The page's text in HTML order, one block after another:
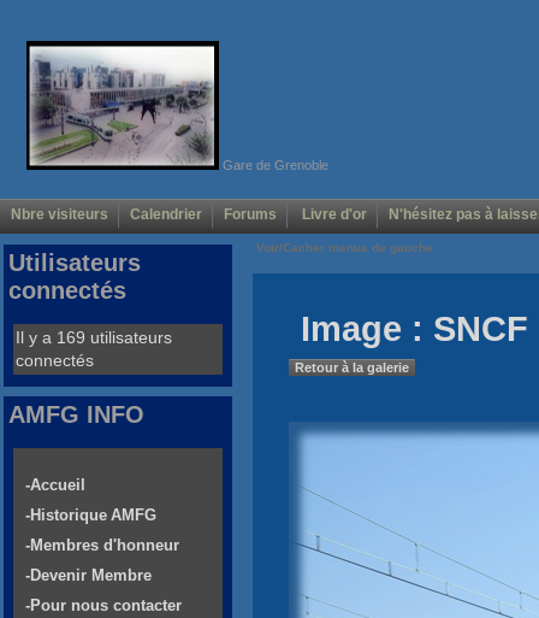
Gare de Grenoble
Nbre visiteurs Calendrier Forums Livre d'or N'hésitez pas à
Voir/Cacher menus de gauche
Image :
Retour à la galerie
Utilisateurs
connectés
Il y a 169 utilisateurs
connectés
AMFG INFO
-Accueil
-Historique AMFG
-Membres d'honneur
-Devenir Membre
-Pour nous contacter